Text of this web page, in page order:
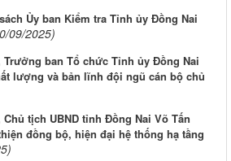
Ủy ban Kiểm tra Tỉnh ủy Đồng Nai
09/2025)
ban Tổ chức Tỉnh ủy Đồng Nai
lượng và bản lĩnh đội ngũ cán bộ chủ
tịch UBND tỉnh Đồng Nai Võ Tấn
đồng bộ, hiện đại hệ thống hạ tầng